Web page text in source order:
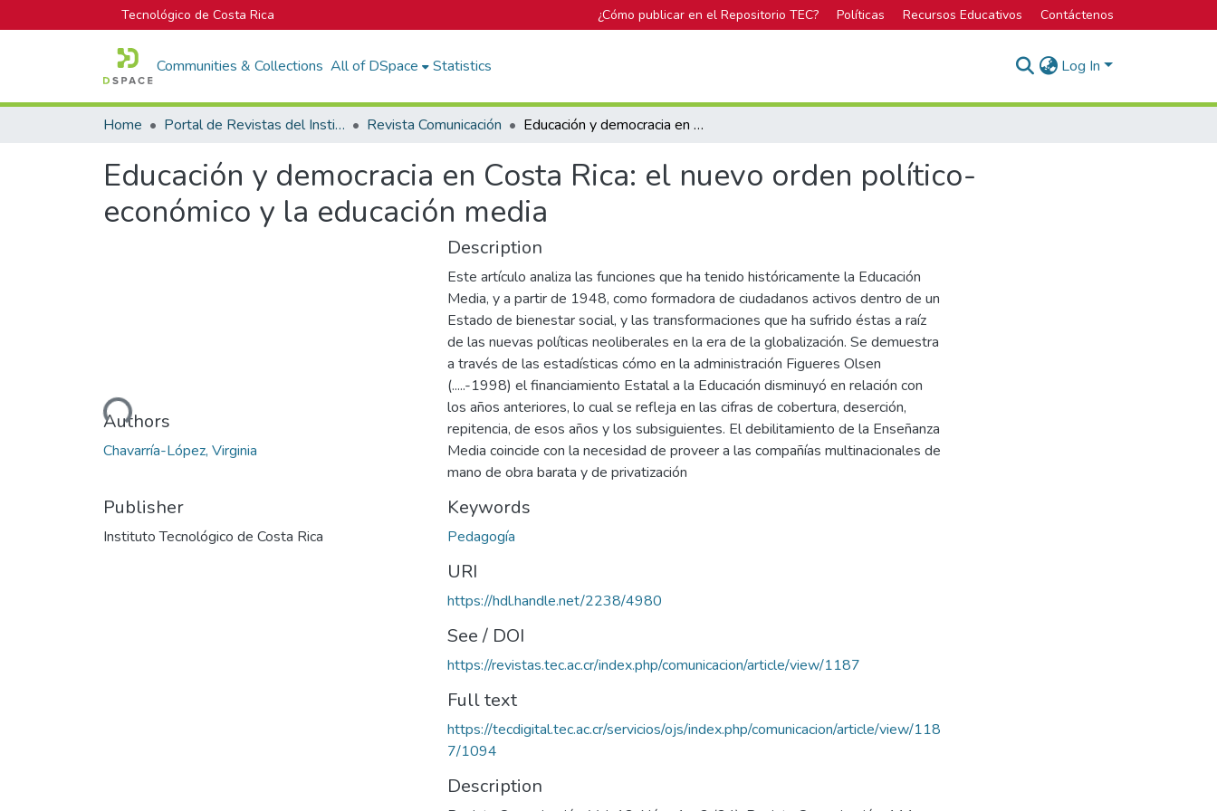
Tecnológico de Costa Rica ¿Cómo publicar en el Repositorio TEC? Políticas Recursos Educativos Contáctenos
Communities & Collections All of DSpace Statistics Log In
Home Portal de Revistas del Instituto Tecnológico de Costa Rica Revista Comunicación Educación y democracia en Costa Rica: el nuevo orden político-económico y la educación media
Educación y democracia en Costa Rica: el nuevo orden político-
económico y la educación media
Loading...
Authors
Chavarría-López, Virginia
Publisher
Instituto Tecnológico de Costa Rica
Description
Este artículo analiza las funciones que ha tenido históricamente la Educación
Media, y a partir de 1948, como formadora de ciudadanos activos dentro de un
Estado de bienestar social, y las transformaciones que ha sufrido éstas a raíz
de las nuevas políticas neoliberales en la era de la globalización. Se demuestra
a través de las estadísticas cómo en la administración Figueres Olsen
(.....-1998) el financiamiento Estatal a la Educación disminuyó en relación con
los años anteriores, lo cual se refleja en las cifras de cobertura, deserción,
repitencia, de esos años y los subsiguientes. El debilitamiento de la Enseñanza
Media coincide con la necesidad de proveer a las compañías multinacionales de
mano de obra barata y de privatización
Keywords
Pedagogía
URI
https://hdl.handle.net/2238/4980
See / DOI
https://revistas.tec.ac.cr/index.php/comunicacion/article/view/1187
Full text
https://tecdigital.tec.ac.cr/servicios/ojs/index.php/comunicacion/article/view/118
7/1094
Description